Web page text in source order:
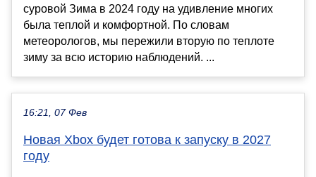
суровой Зима в 2024 году на удивление многих
была теплой и комфортной. По словам
метеорологов, мы пережили вторую по теплоте
зиму за всю историю наблюдений. ...
16:21, 07 Фев
Новая Xbox будет готова к запуску в 2027
году